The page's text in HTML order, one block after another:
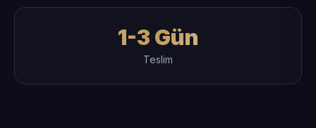
1-3 Gün
Teslim